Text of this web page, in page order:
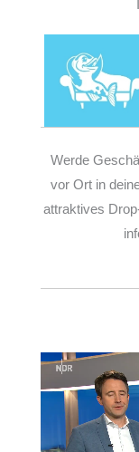
Werde
vor Ort in
attraktives